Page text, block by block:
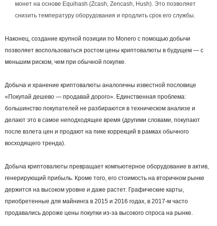
монет на основе Equihash (Zcash, Zencash, Hush). Это позволяет
снизить температуру оборудования и продлить срок его службы.
Наконец, создание крупной позиции по Monero с помощью добычи
позволяет воспользоваться ростом цены криптовалюты в будущем — с
меньшим риском, чем при обычной покупке.
Добыча и хранение криптовалюты аналогичны известной пословице
«Покупай дешево — продавай дорого». Единственная проблема:
большинство покупателей не разбираются в техническом анализе и
делают это в самое неподходящее время (другими словами, покупают
после взлета цен и продают на пике коррекций в рамках обычного
восходящего тренда).
Добыча криптовалюты превращает компьютерное оборудование в актив,
генерирующий прибыль. Кроме того, его стоимость на вторичном рынке
держится на высоком уровне и даже растет. Графические карты,
приобретенные для майнинга в 2015 и 2016 годах, в 2017-м часто
продавались дороже цены покупки из-за высокого спроса на рынке.